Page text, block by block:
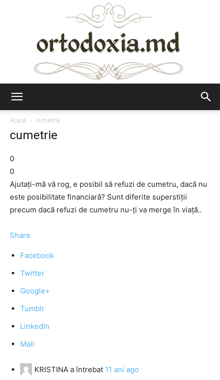
Acasă
cumetrie
cumetrie
0
0
Ajutați-mă vă rog, e posibil să refuzi de cumetru, dacă nu
este posibilitate financiară? Sunt diferite superstiții
precum dacă refuzi de cumetru nu-ți va merge în viață..
Share
Facebook
Twitter
Google+
Tumblr
LinkedIn
Mail
KRISTINA a întrebat 11 ani ago